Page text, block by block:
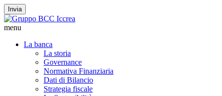
Invia
menu
La banca
La storia
Governance
Normativa Finanziaria
Dati di Bilancio
Strategia fiscale